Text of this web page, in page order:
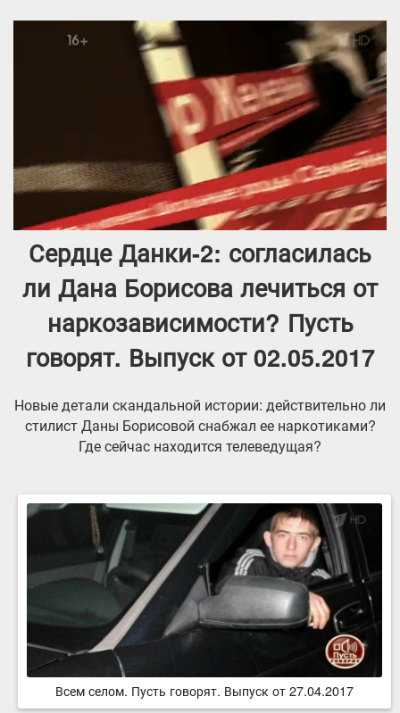
Сердце Данки-2: согласилась
ли Дана Борисова лечиться от
наркозависимости? Пусть
говорят. Выпуск от 02.05.2017
Новые детали скандальной истории: действительно ли
стилист Даны Борисовой снабжал ее наркотиками?
Где сейчас находится телеведущая?
Всем селом. Пусть говорят. Выпуск от 27.04.2017